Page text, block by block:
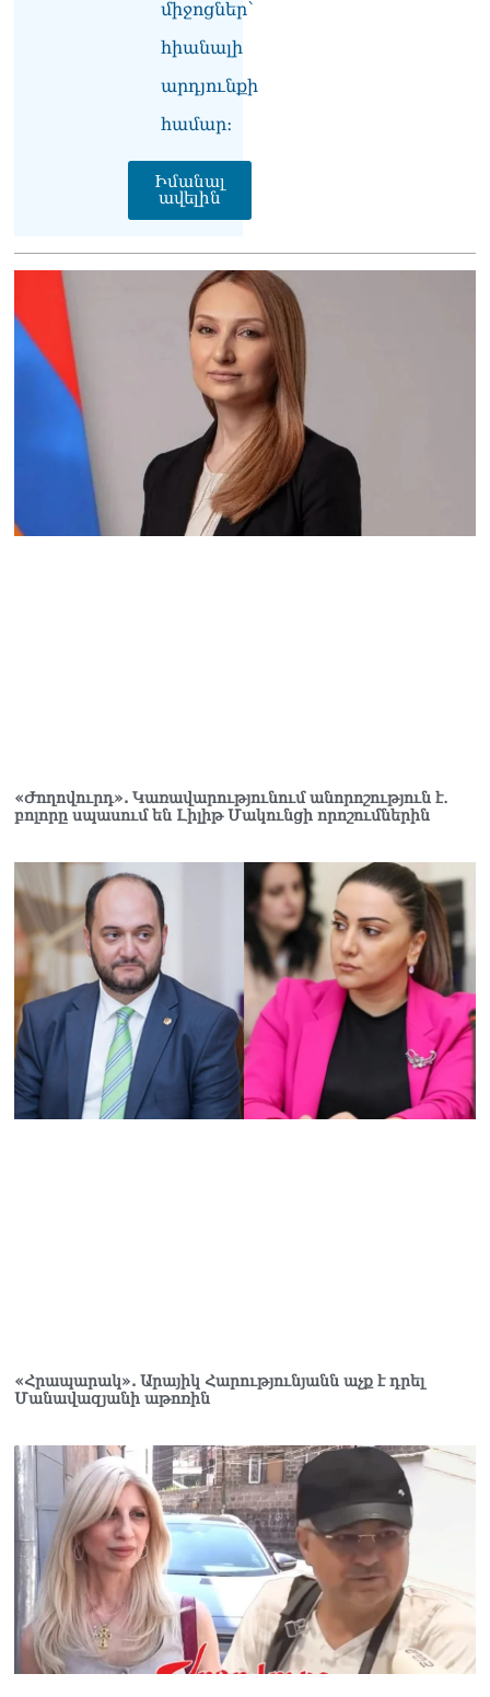
միջոցներ՝
հիանալի
արդյունքի
համար։
Իմանալ
ավելին
«Ժողովուրդ». Կառավարությունում անորոշություն է․
բոլորը սպասում են Լիլիթ Մակունցի որոշումներին
«Հրապարակ». Արայիկ Հարությունյանն աչք է դրել
Մանավազյանի աթոռին